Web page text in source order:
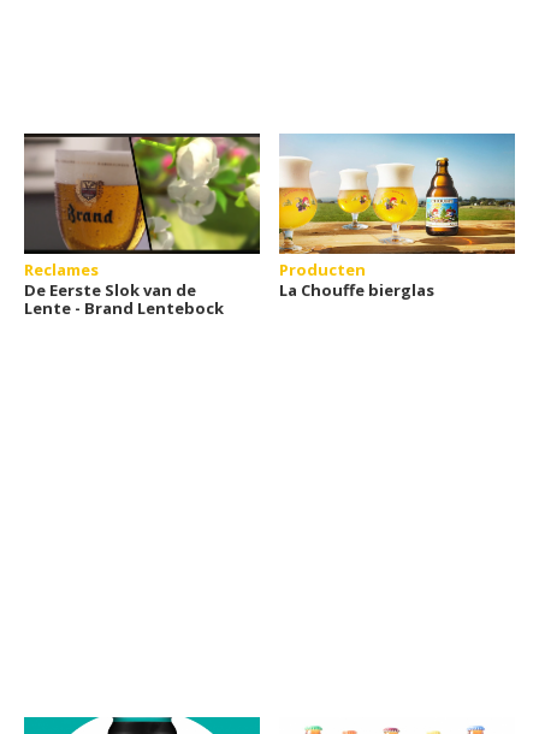
Reclames
De Eerste Slok van de
Lente - Brand Lentebock
Producten
La Chouffe bierglas